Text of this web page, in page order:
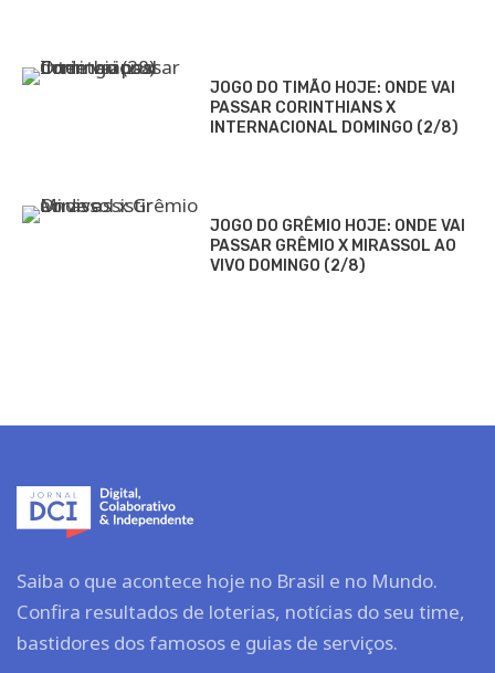
JOGO DO TIMÃO HOJE: ONDE VAI
PASSAR CORINTHIANS X
INTERNACIONAL DOMINGO (2/8)
JOGO DO GRÊMIO HOJE: ONDE VAI
PASSAR GRÊMIO X MIRASSOL AO
VIVO DOMINGO (2/8)
Saiba o que acontece hoje no Brasil e no Mundo.
Confira resultados de loterias, notícias do seu time,
bastidores dos famosos e guias de serviços.